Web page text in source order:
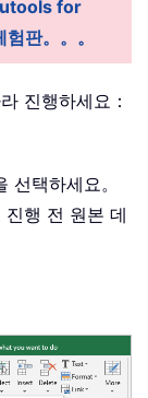
for
판。。。
진행하세요：
택하세요。
행 전 원본 데